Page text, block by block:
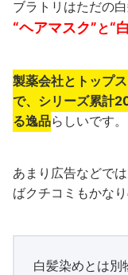
ブラトリはただの
“ヘアマスク”と“
製薬会社とトップ
で、シリーズ累計
る逸品らしいです。
あまり広告などで
ばクチコミもかな
白髪染めとは別